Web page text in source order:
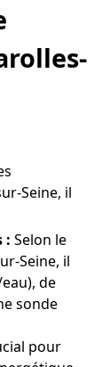
Seine, il
: Selon le
Seine, il
de
sonde
pour